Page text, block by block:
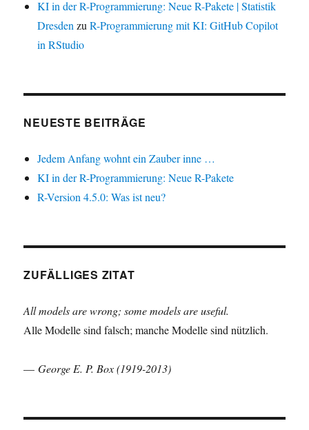
KI in der R-Programmierung: Neue R-Pakete | Statistik
Dresden zuR-Programmierung mit KI: GitHub Copilot
in RStudio
NEUESTE BEITRÄGE
Jedem Anfang wohnt ein Zauber inne …
KI in der R-Programmierung: Neue R-Pakete
R-Version 4.5.0: Was ist neu?
ZUFÄLLIGES ZITAT
All models are wrong; some models are useful.
Alle Modelle sind falsch; manche Modelle sind nützlich.
—George E. P. Box (1919-2013)